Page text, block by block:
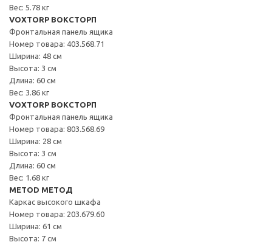
Вес: 5.78 кг
VOXTORP ВОКСТОРП
Фронтальная панель ящика
Номер товара: 403.568.71
Ширина: 48 см
Высота: 3 см
Длина: 60 см
Вес: 3.86 кг
VOXTORP ВОКСТОРП
Фронтальная панель ящика
Номер товара: 803.568.69
Ширина: 28 см
Высота: 3 см
Длина: 60 см
Вес: 1.68 кг
METOD МЕТОД
Каркас высокого шкафа
Номер товара: 203.679.60
Ширина: 61 см
Высота: 7 см